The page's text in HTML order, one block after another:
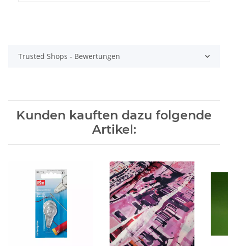
Trusted Shops - Bewertungen
Kunden kauften dazu folgende
Artikel: